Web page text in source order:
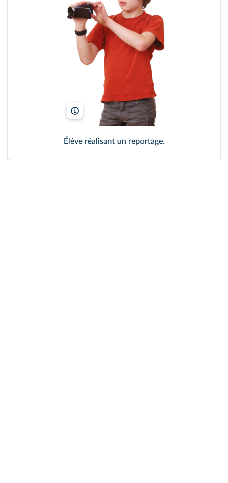
P. Pahham/Shutterstock
Élève réalisant un reportage.